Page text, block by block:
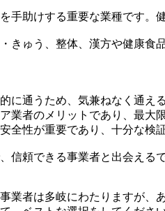
手助けする重要な業種です。
きゅう、整体、漢方や健康
に通うため、気兼ねなく通え
業者のメリットであり、最大
全性が重要であり、十分な検
信頼できる事業者と出会えるで
業者は多岐にわたりますが、